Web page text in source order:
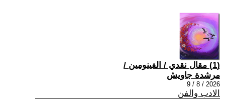
(1) مقال نقدي / الفينومين /
مرشدة جاويش
2026 / 8 / 9
الادب والفن